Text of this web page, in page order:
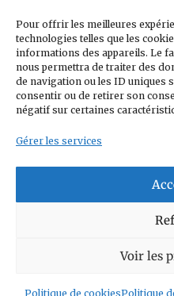
Pour offrir les meilleures
technologies telles que les
informations des appareils. Le
nous permettra de traiter des
de navigation ou les ID uniques
consentir ou de retirer son
négatif sur certaines
Gérer les services
Voir les
Politique de cookiesPolitique
(CGV) Conditions
Politique de
Charte Club
Politique de
© 2026
Siret n°: